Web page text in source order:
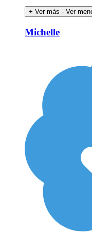
+ Ver más - Ver
Michelle